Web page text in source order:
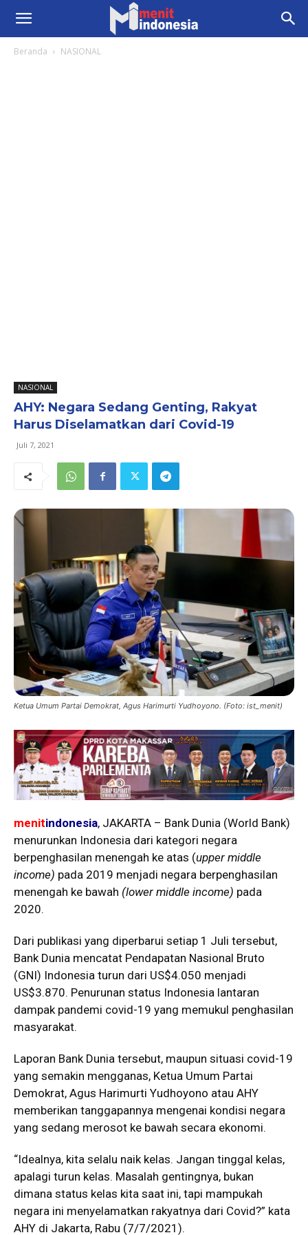
Beranda NASIONAL
NASIONAL
AHY: Negara Sedang Genting, Rakyat
Harus Diselamatkan dari Covid-19
Juli 7, 2021
Ketua Umum Partai Demokrat, Agus Harimurti Yudhoyono. (Foto: ist_menit)
menitindonesia, JAKARTA – Bank Dunia (World Bank)
menurunkan Indonesia dari kategori negara
berpenghasilan menengah ke atas (upper middle
income) pada 2019 menjadi negara berpenghasilan
menengah ke bawah (lower middle income) pada
2020.
Dari publikasi yang diperbarui setiap 1 Juli tersebut,
Bank Dunia mencatat Pendapatan Nasional Bruto
(GNI) Indonesia turun dari US$4.050 menjadi
US$3.870. Penurunan status Indonesia lantaran
dampak pandemi covid-19 yang memukul penghasilan
masyarakat.
Laporan Bank Dunia tersebut, maupun situasi covid-19
yang semakin mengganas, Ketua Umum Partai
Demokrat, Agus Harimurti Yudhoyono atau AHY
memberikan tanggapannya mengenai kondisi negara
yang sedang merosot ke bawah secara ekonomi.
“Idealnya, kita selalu naik kelas. Jangan tinggal kelas,
apalagi turun kelas. Masalah gentingnya, bukan
dimana status kelas kita saat ini, tapi mampukah
negara ini menyelamatkan rakyatnya dari Covid?” kata
AHY di Jakarta, Rabu (7/7/2021).